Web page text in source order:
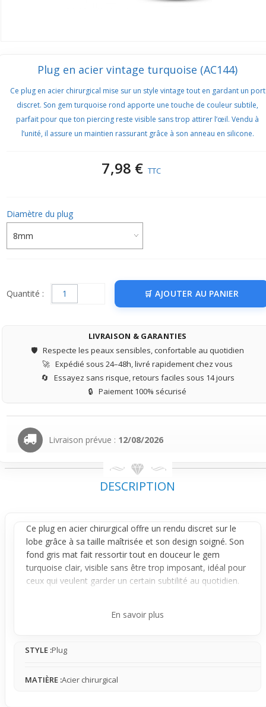
Plug en acier vintage turquoise (AC144)
Ce plug en acier chirurgical mise sur un style vintage tout en gardant un port
discret. Son gem turquoise rond apporte une touche de couleur subtile,
parfait pour que ton piercing reste visible sans trop attirer l’œil. Vendu à
l’unité, il assure un maintien rassurant grâce à son anneau en silicone.
7,98 € TTC
Diamètre du plug
Quantité : AJOUTER AU PANIER
LIVRAISON & GARANTIES
🛡️ Respecte les peaux sensibles, confortable au quotidien
🚀 Expédié sous 24–48h, livré rapidement chez vous
🔄 Essayez sans risque, retours faciles sous 14 jours
🔒 Paiement 100% sécurisé
Livraison prévue : 12/08/2026
DESCRIPTION
Ce plug en acier chirurgical offre un rendu discret sur le
lobe grâce à sa taille maîtrisée et son design soigné. Son
fond gris mat fait ressortir tout en douceur le gem
turquoise clair, visible sans être trop imposant, idéal pour
ceux qui veulent garder un certain subtilité au quotidien.
port prolongé au bureau ou en sortie.
turquoise ronde parfaitement intégrée dans un cadre aux
excès. Ce bijou est conçu pour attirer juste ce qu’il faut
En savoir plus
STYLE :Plug
MATIÈRE :Acier chirurgical